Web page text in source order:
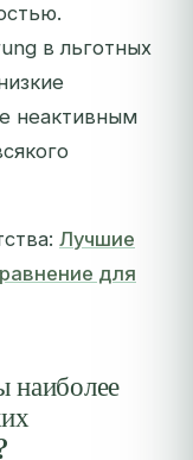
в льготных
неактивным
Лучшие
для
наиболее